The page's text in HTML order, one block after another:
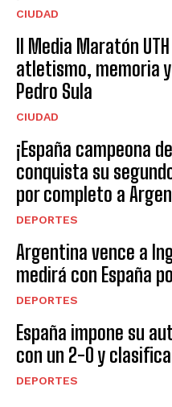
CIUDAD
II Media Maratón
atletismo, memoria
Pedro Sula
CIUDAD
¡España campeona
conquista su
por completo a
DEPORTES
Argentina vence a
medirá con España
DEPORTES
España impone su
con un 2-0 y
DEPORTES